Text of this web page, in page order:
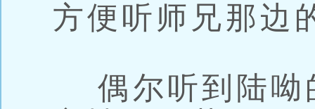
方便听师兄那边
偶尔听到陆呦